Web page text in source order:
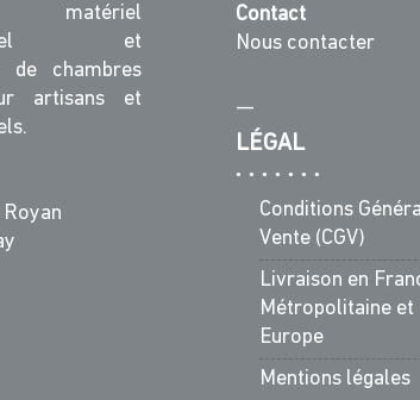
matériel
et
de chambres
artisans et
Contact
Nous contacter
—
LÉGAL
Conditions
Vente (CGV)
Livraison en
Métropolitaine et
Europe
Mentions légales